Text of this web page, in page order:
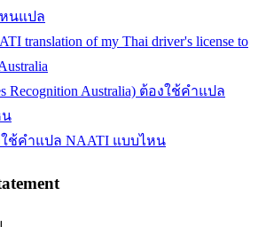
นแปล
translation of my Thai driver's license to
Recognition Australia) ต้องใช้คำแปล
น
ช้คำแปล NAATI แบบไหน